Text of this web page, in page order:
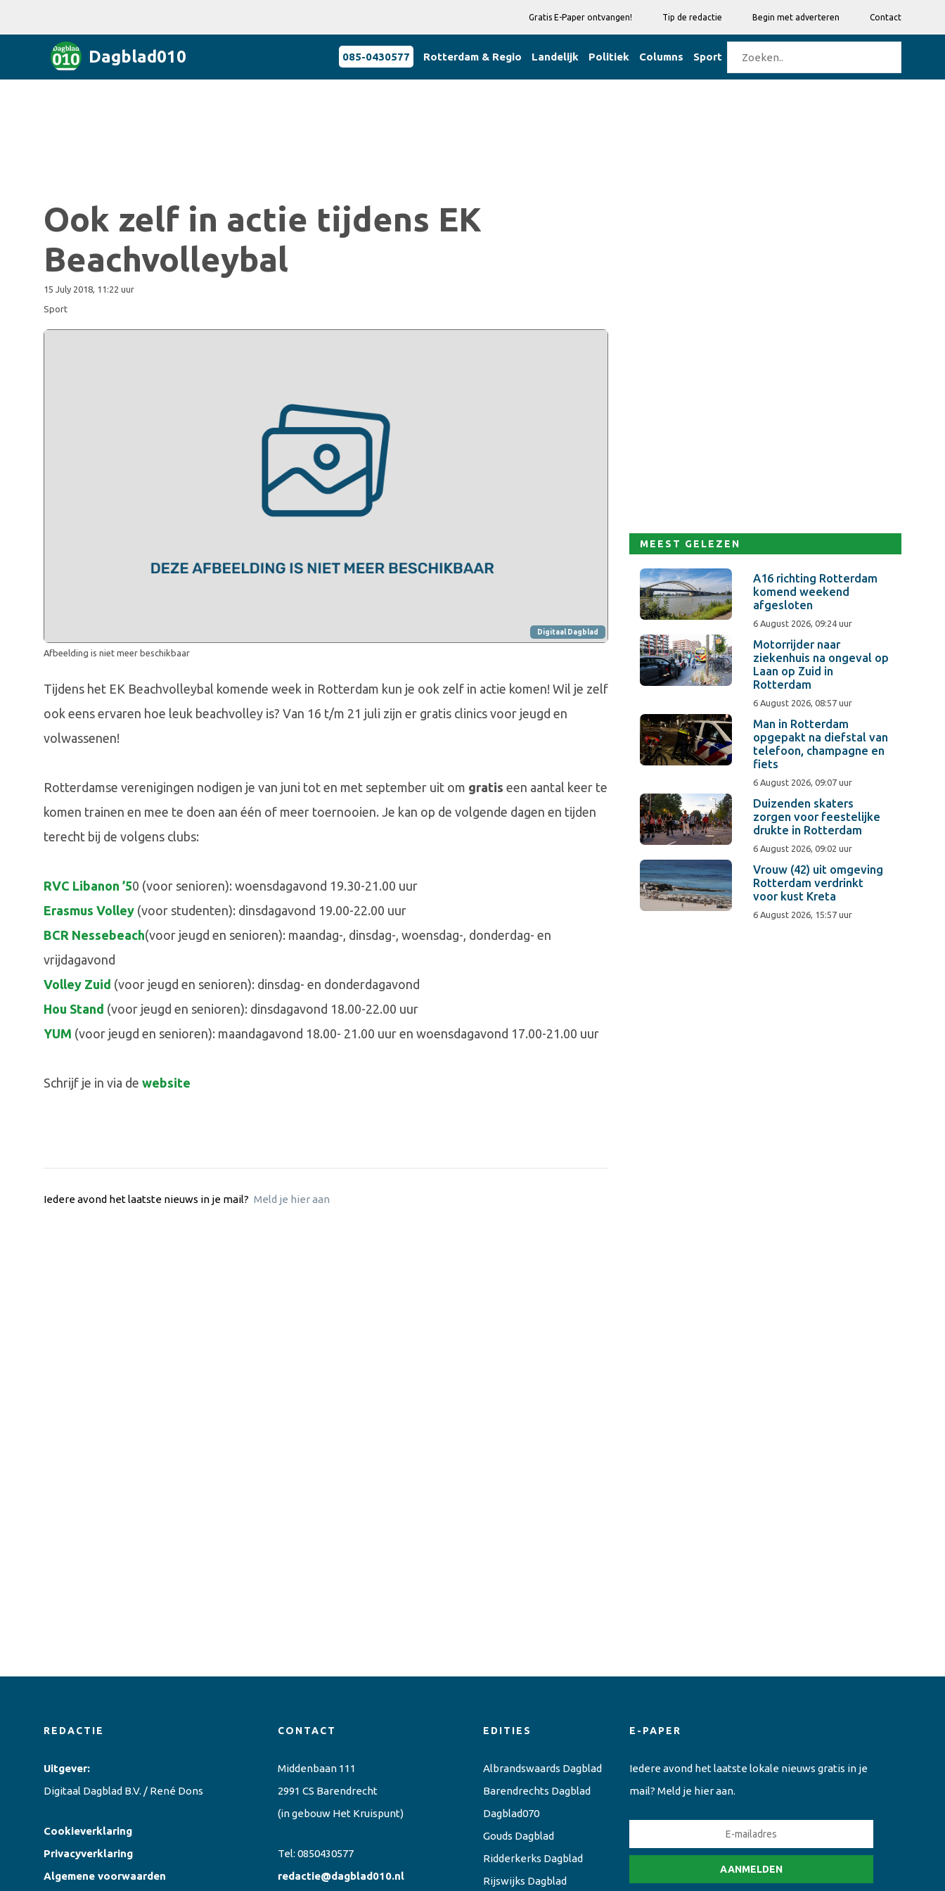
Gratis E-Paper ontvangen! Tip de redactie Begin met adverteren Contact
Dagblad010 085-0430577 Rotterdam & Regio Landelijk Politiek Columns Sport
Ook zelf in actie tijdens EK
Beachvolleybal
15 July 2018, 11:22 uur
Sport
Digitaal Dagblad
Afbeelding is niet meer beschikbaar
Tijdens het EK Beachvolleybal komende week in Rotterdam kun je ook zelf in actie komen! Wil je zelf
ook eens ervaren hoe leuk beachvolley is? Van 16 t/m 21 juli zijn er gratis clinics voor jeugd en
volwassenen!
Rotterdamse verenigingen nodigen je van juni tot en met september uit om gratis een aantal keer te
komen trainen en mee te doen aan één of meer toernooien. Je kan op de volgende dagen en tijden
terecht bij de volgens clubs:
RVC Libanon ’50 (voor senioren): woensdagavond 19.30-21.00 uur
Erasmus Volley (voor studenten): dinsdagavond 19.00-22.00 uur
BCR Nessebeach(voor jeugd en senioren): maandag-, dinsdag-, woensdag-, donderdag- en
vrijdagavond
Volley Zuid (voor jeugd en senioren): dinsdag- en donderdagavond
Hou Stand (voor jeugd en senioren): dinsdagavond 18.00-22.00 uur
YUM (voor jeugd en senioren): maandagavond 18.00- 21.00 uur en woensdagavond 17.00-21.00 uur
Schrijf je in via de website
Iedere avond het laatste nieuws in je mail? Meld je hier aan
MEEST GELEZEN
A16 richting Rotterdam
komend weekend
afgesloten
6 August 2026, 09:24 uur
Motorrijder naar
ziekenhuis na ongeval op
Laan op Zuid in
Rotterdam
6 August 2026, 08:57 uur
Man in Rotterdam
opgepakt na diefstal van
telefoon, champagne en
fiets
6 August 2026, 09:07 uur
Duizenden skaters
zorgen voor feestelijke
drukte in Rotterdam
6 August 2026, 09:02 uur
Vrouw (42) uit omgeving
Rotterdam verdrinkt
voor kust Kreta
6 August 2026, 15:57 uur
REDACTIE
Uitgever:
Digitaal Dagblad B.V. / René Dons
Cookieverklaring
Privacyverklaring
Algemene voorwaarden
CONTACT
Middenbaan 111
2991 CS Barendrecht
(in gebouw Het Kruispunt)
Tel: 0850430577
redactie@dagblad010.nl
EDITIES
Albrandswaards Dagblad
Barendrechts Dagblad
Dagblad070
Gouds Dagblad
Ridderkerks Dagblad
Rijswijks Dagblad
E-PAPER
Iedere avond het laatste lokale nieuws gratis in je
mail? Meld je hier aan.